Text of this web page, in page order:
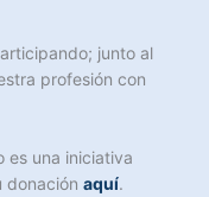
junto al
profesión con
es una iniciativa
donación aquí.